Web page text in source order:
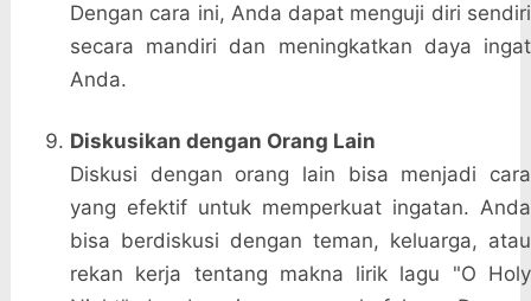
Dengan cara ini, Anda dapat menguji diri sendiri
secara mandiri dan meningkatkan daya ingat
Anda.
Diskusikan dengan Orang Lain
Diskusi dengan orang lain bisa menjadi cara
yang efektif untuk memperkuat ingatan. Anda
bisa berdiskusi dengan teman, keluarga, atau
rekan kerja tentang makna lirik lagu "O Holy